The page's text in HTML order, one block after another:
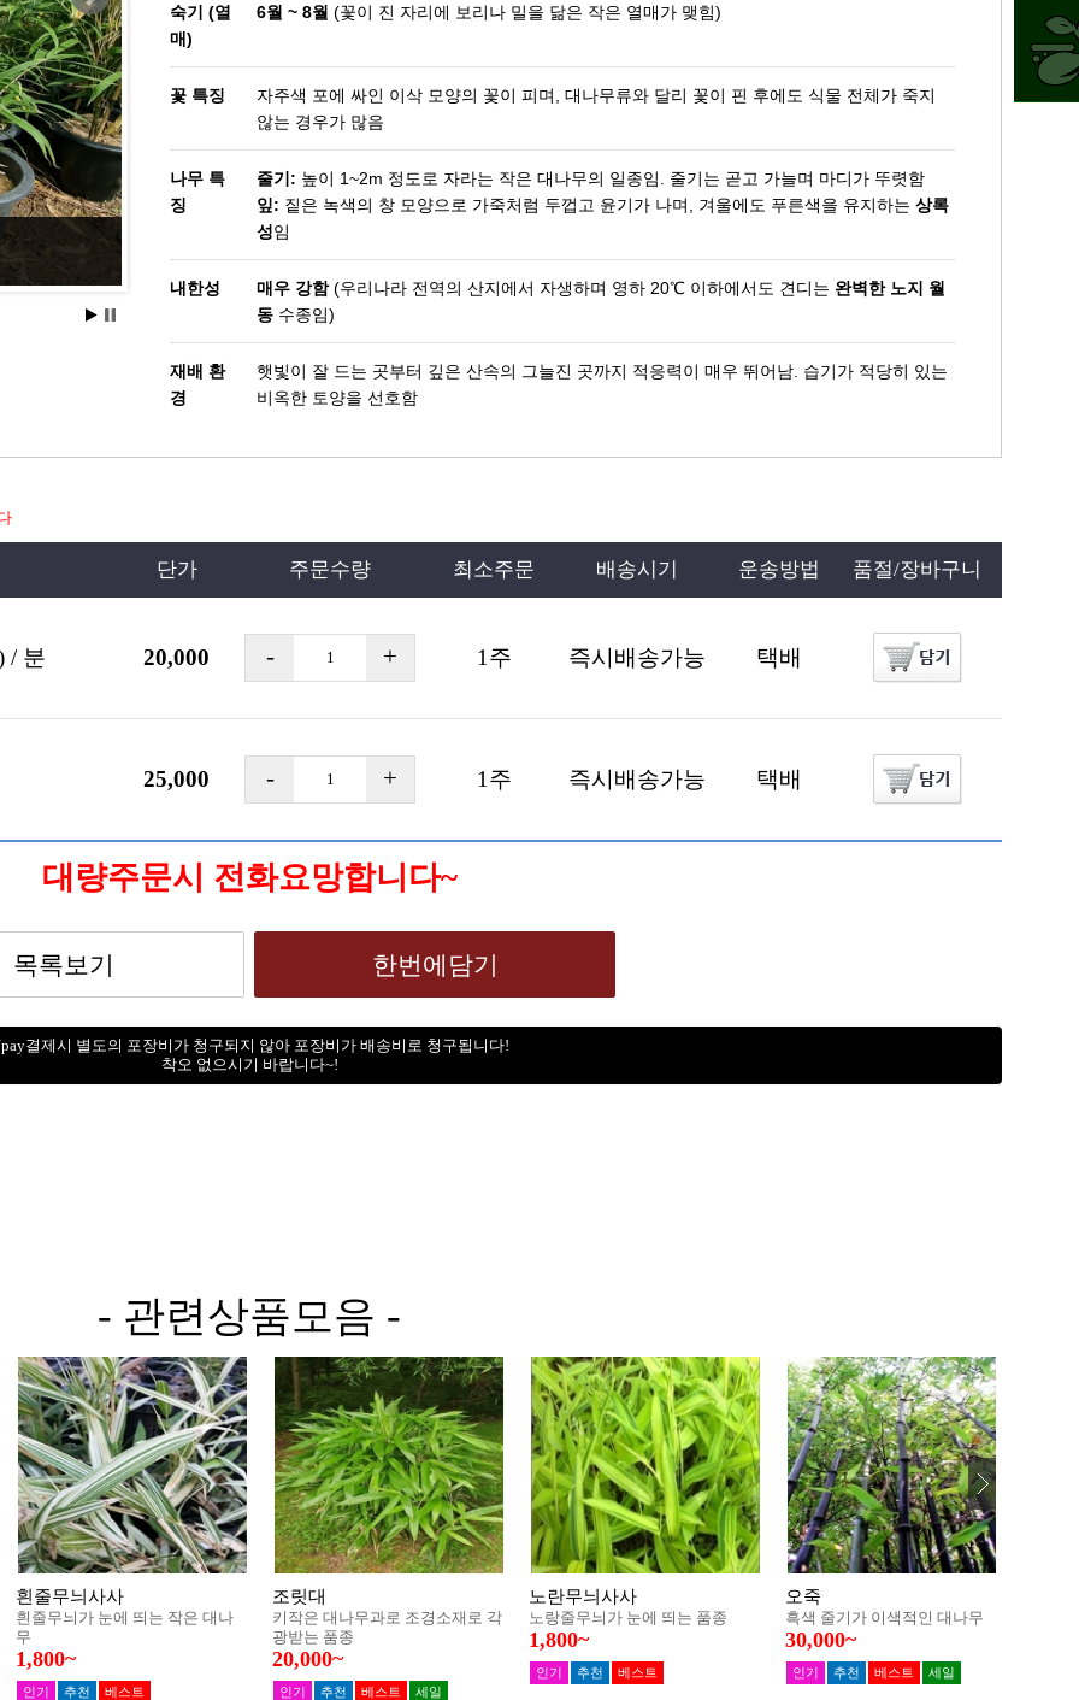
숙기 (열
매)
6월 ~ 8월 (꽃이 진 자리에 보리나 밀을 닮은 작은 열매가 맺힘)
꽃 특징
자주색 포에 싸인 이삭 모양의 꽃이 피며, 대나무류와 달리 꽃이 핀 후에도 식물 전체가 죽지
않는 경우가 많음
나무 특
징
줄기: 높이 1~2m 정도로 자라는 작은 대나무의 일종임. 줄기는 곧고 가늘며 마디가 뚜렷함
잎: 짙은 녹색의 창 모양으로 가죽처럼 두껍고 윤기가 나며, 겨울에도 푸른색을 유지하는 상록
성임
내한성 매우 강함(우리나라 전역의 산지에서 자생하며 영하 20℃ 이하에서도 견디는 완벽한 노지 월
동수종임)
재배 환
경
햇빛이 잘 드는 곳부터 깊은 산속의 그늘진 곳까지 적응력이 매우 뛰어남. 습기가 적당히 있는
비옥한 토양을 선호함
단가 주문수량 최소주문 배송시기 운송방법 품절/장바구니
/ 분 20,000 1 주 즉시배송가능 택배
25,000 1 주 즉시배송가능 택배
대량주문시 전화요망합니다~
결제시 별도의 포장비가 청구되지 않아 포장비가 배송비로 청구됩니다!
착오 없으시기 바랍니다~!
- 관련상품모음 -